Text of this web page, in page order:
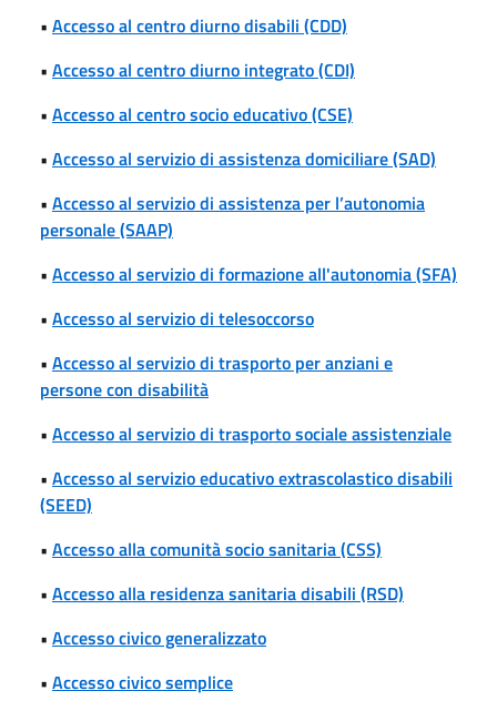
• Accesso al centro diurno disabili (CDD)
• Accesso al centro diurno integrato (CDI)
• Accesso al centro socio educativo (CSE)
• Accesso al servizio di assistenza domiciliare (SAD)
• Accesso al servizio di assistenza per l’autonomia
personale (SAAP)
• Accesso al servizio di formazione all'autonomia (SFA)
• Accesso al servizio di telesoccorso
• Accesso al servizio di trasporto per anziani e
persone con disabilità
• Accesso al servizio di trasporto sociale assistenziale
• Accesso al servizio educativo extrascolastico disabili
(SEED)
• Accesso alla comunità socio sanitaria (CSS)
• Accesso alla residenza sanitaria disabili (RSD)
• Accesso civico generalizzato
• Accesso civico semplice